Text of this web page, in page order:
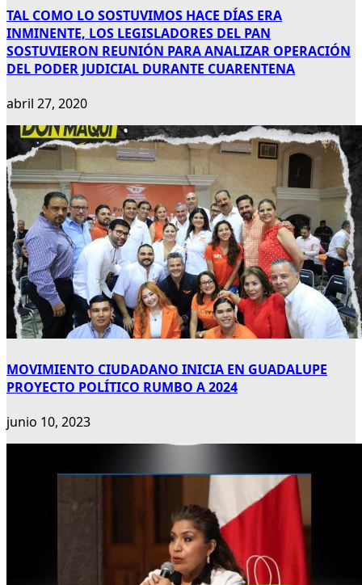
TAL COMO LO SOSTUVIMOS HACE DÍAS ERA
INMINENTE, LOS LEGISLADORES DEL PAN
SOSTUVIERON REUNIÓN PARA ANALIZAR OPERACIÓN
DEL PODER JUDICIAL DURANTE CUARENTENA
abril 27, 2020
MOVIMIENTO CIUDADANO INICIA EN GUADALUPE
PROYECTO POLÍTICO RUMBO A 2024
junio 10, 2023